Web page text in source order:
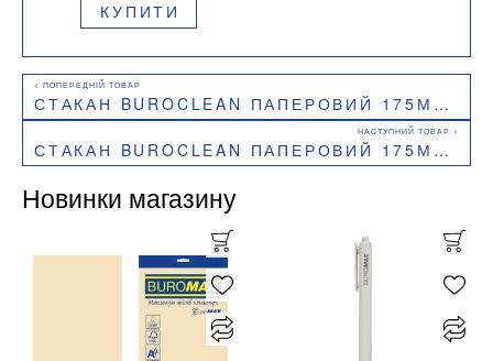
КУПИТИ
СТАКАН BUROCLEAN ПАПЕРОВИЙ 175МЛ GRAPHITE CUP 50ШТУК 1080042
СТАКАН BUROCLEAN ПАПЕРОВИЙ 175МЛ LAVANDA CUP 50ШТУК 1080049
Новинки магазину